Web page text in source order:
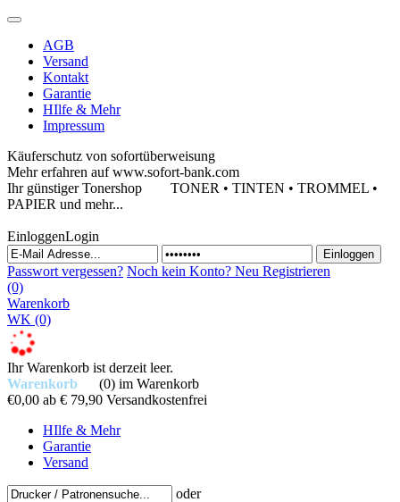
AGB
Versand
Kontakt
Garantie
HIlfe & Mehr
Impressum
Käuferschutz von sofortüberweisung
Mehr erfahren auf www.sofort-bank.com
Ihr günstiger Tonershop TONER • TINTEN • TROMMEL •
PAPIER und mehr...
EinloggenLogin
Passwort vergessen? Noch kein Konto? Neu Registrieren
(0)
Warenkorb
WK (0)
Ihr Warenkorb ist derzeit leer.
Warenkorb
(0) im Warenkorb
€0,00 ab € 79,90 Versandkostenfrei
HIlfe & Mehr
Garantie
Versand
oder